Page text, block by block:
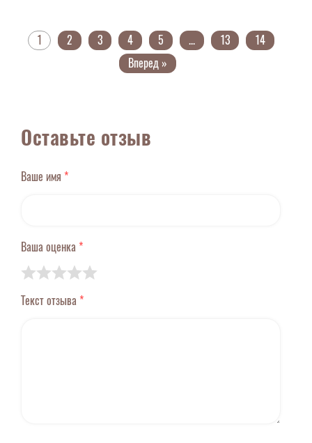
1 2 3 4 5 ... 13
14
Вперед »
Оставьте отзыв
Ваше имя *
Ваша оценка *
Текст отзыва *